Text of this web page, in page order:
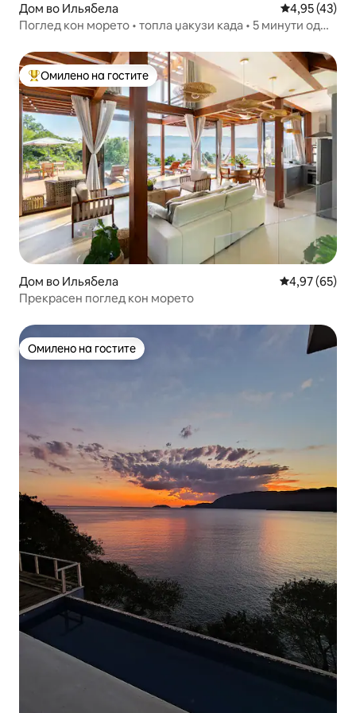
Дом во Ильябела Просечна
4,95 (43)
Поглед кон морето • топла џакузи када • 5 минути од
Меѓу најуспешните „Омилени на гостите“
Омилено на гостите
Дом во Ильябела Просечна
4,97 (65)
Прекрасен поглед кон морето
Омилено на гостите
Омилено на гостите